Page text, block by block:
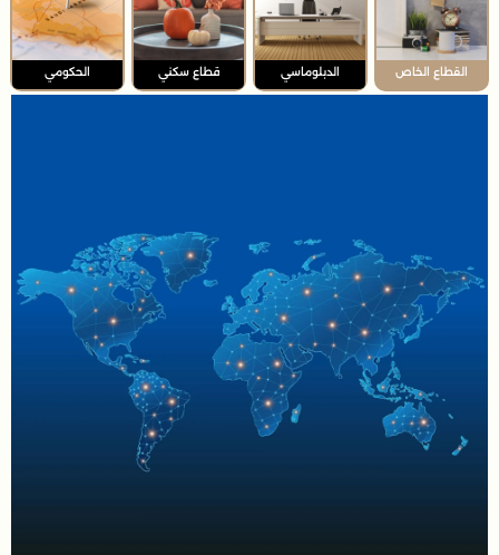
القطاع الخاص الدبلوماسي قطاع سكني الحكومي